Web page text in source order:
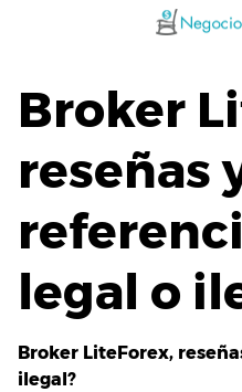
Broker
reseñas
legal o
Broker LiteForex,
ilegal?